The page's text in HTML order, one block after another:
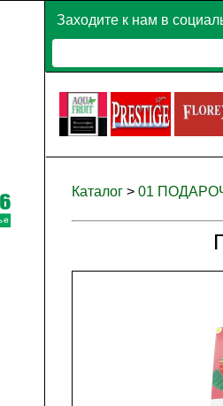
Заходите к нам в
Каталог > 01